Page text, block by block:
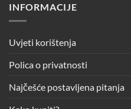
INFORMACIJE
Uvjeti korištenja
Polica o privatnosti
Najčešće postavljena pitanja